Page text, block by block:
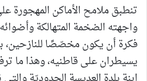
تنطبق ملامح الأماكن المهجورة
واجهته الضخمة المتهالكة
فكرة أن يكون مخصّصًا للنازحين،
يسيطران على قاطنيه، وهذا ما